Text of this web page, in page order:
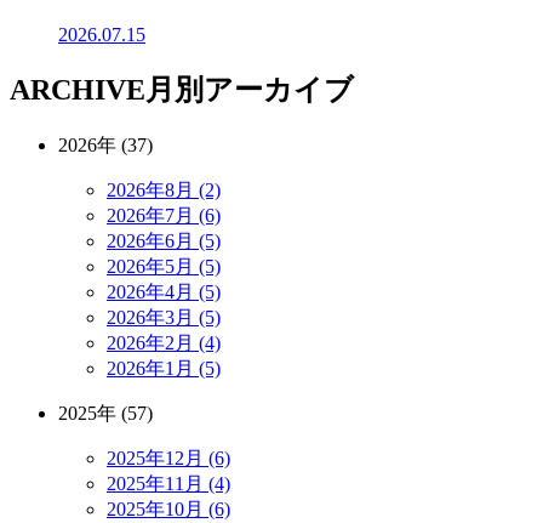
2026.07.15
ARCHIVE月別アーカイブ
2026年 (37)
2026年8月 (2)
2026年7月 (6)
2026年6月 (5)
2026年5月 (5)
2026年4月 (5)
2026年3月 (5)
2026年2月 (4)
2026年1月 (5)
2025年 (57)
2025年12月 (6)
2025年11月 (4)
2025年10月 (6)